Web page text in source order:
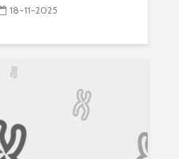
18-11-2025